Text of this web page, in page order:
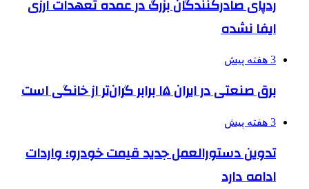
ردپای صادرکنندگان بزرگ در عمده تعهدات ارزی
ایفا نشده
3 هفته پیش
برق صنعتی در ایران ۱۵ برابر گران‌تر از خانگی است
3 هفته پیش
تدوین دستورالعمل جدید قیمت خودرو؛ واردات
ادامه دارد